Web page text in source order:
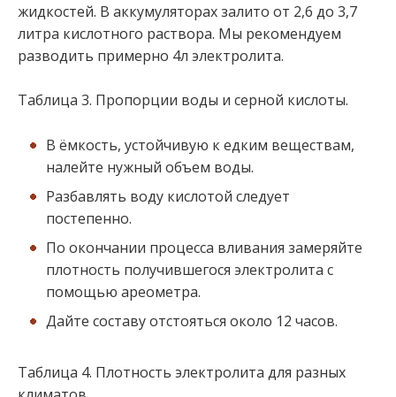
жидкостей. В аккумуляторах залито от 2,6 до 3,7
литра кислотного раствора. Мы рекомендуем
разводить примерно 4л электролита.
Таблица 3. Пропорции воды и серной кислоты.
В ёмкость, устойчивую к едким веществам,
налейте нужный объем воды.
Разбавлять воду кислотой следует
постепенно.
По окончании процесса вливания замеряйте
плотность получившегося электролита с
помощью ареометра.
Дайте составу отстояться около 12 часов.
Таблица 4. Плотность электролита для разных